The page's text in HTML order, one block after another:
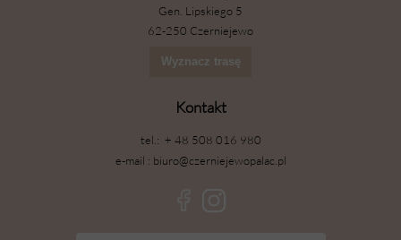
Gen. Lipskiego 5
62-250 Czerniejewo
Wyznacz trasę
tel.: + 48 508 016 980
e-mail : biuro@czerniejewopalac.pl
Kontakt